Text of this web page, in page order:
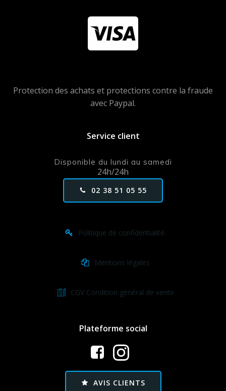
Protection des achats et protections contre la fraude
avec Paypal.
Service client
Disponible du lundi au samedi
24h/24h
02 38 51 05 55
Politique de confidentialité.
Mentions légales
CGV Condition général de vente
Plateforme social
AVIS CLIENTS